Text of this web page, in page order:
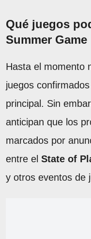
Qué juegos
Summer Game
Hasta el momento
juegos
principal. Sin
anticipan que los
marcados por
entre el State of
y otros eventos de